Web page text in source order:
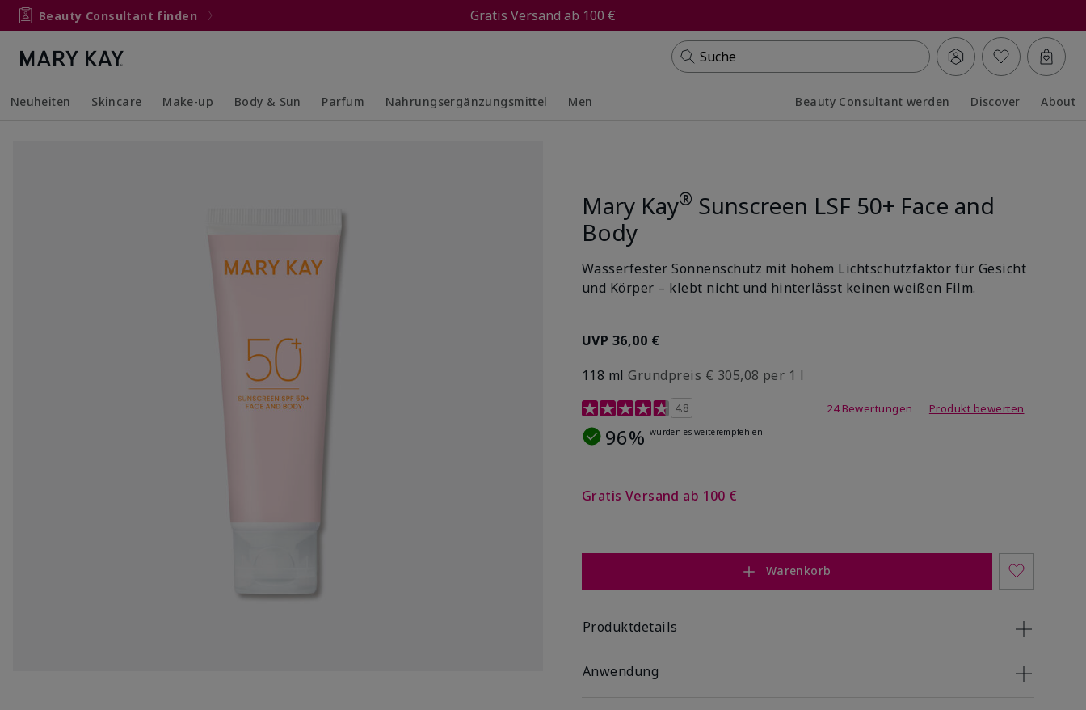
Beauty Consultant finden Gratis Versand ab 100 €
Suche
Neuheiten Skincare Make-up Body & Sun Parfum Nahrungsergänzungsmittel Men Beauty Consultant werden Discover About
Mary Kay® Sunscreen LSF 50+ Face and
Body
Wasserfester Sonnenschutz mit hohem Lichtschutzfaktor für Gesicht
und Körper – klebt nicht und hinterlässt keinen weißen Film.
UVP 36,00 €
118 ml Grundpreis € 305,08 per 1 l
3,5 out of 5 Customer Rating
4.8 24 Bewertungen Produkt bewerten
96% würden es weiterempfehlen.
Gratis Versand ab 100 €
Warenkorb
Produktdetails
Anwendung